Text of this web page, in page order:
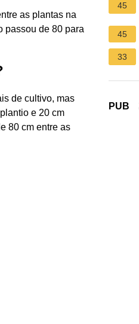
as plantas na
passou de 80 para
de cultivo, mas
e 20 cm
80 cm entre as
45
45
33
PUB